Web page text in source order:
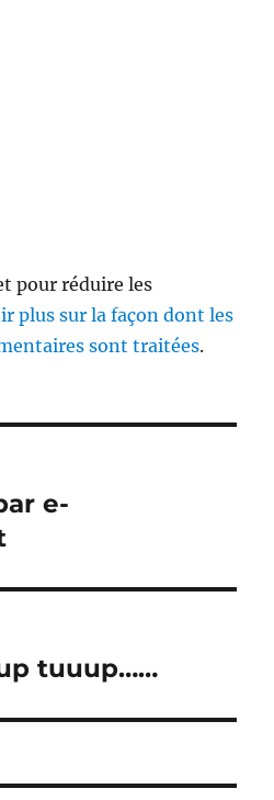
pour réduire les
plus sur la façon dont les
sont traitées.
e-
tuuup……